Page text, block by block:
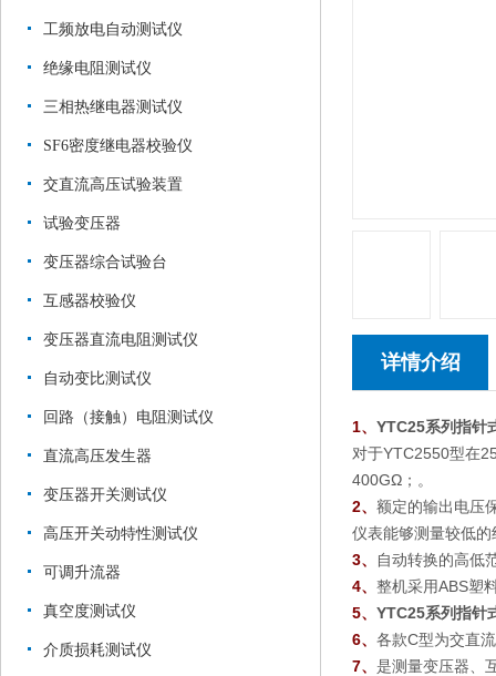
工频放电自动测试仪
绝缘电阻测试仪
三相热继电器测试仪
SF6密度继电器校验仪
交直流高压试验装置
试验变压器
变压器综合试验台
互感器校验仪
变压器直流电阻测试仪
自动变比测试仪
回路（接触）电阻测试仪
直流高压发生器
变压器开关测试仪
高压开关动特性测试仪
可调升流器
真空度测试仪
介质损耗测试仪
详情介绍
1、 YTC25系列指针
对于YTC2550型在
400GΩ；。
2、 额定的输出电压
仪表能够测量较低的
3、
自动转换的高低
4、 整机采用ABS塑
5、 YTC25系列指针
6、 各款C型为交直
7、 是测量变压器、